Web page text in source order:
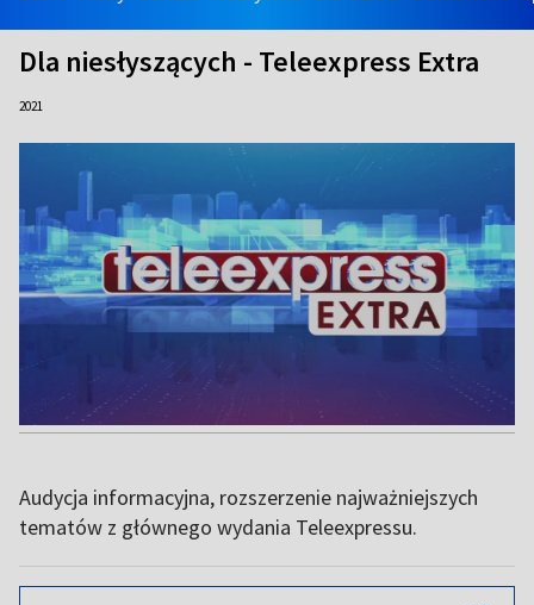
Dla niesłyszących - Teleexpress Extra
2021
Audycja informacyjna, rozszerzenie najważniejszych
tematów z głównego wydania Teleexpressu.